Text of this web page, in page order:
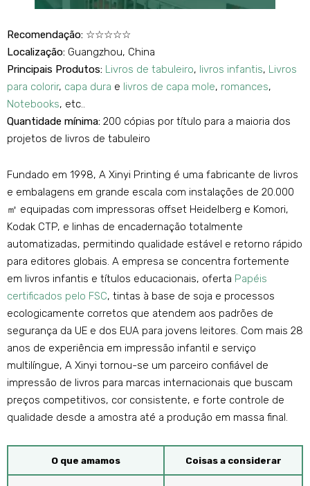
Recomendação: ☆☆☆☆☆
Localização: Guangzhou, China
Principais Produtos: Livros de tabuleiro, livros infantis, Livros
para colorir, capa dura e livros de capa mole, romances,
Notebooks, etc..
Quantidade mínima: 200 cópias por título para a maioria dos
projetos de livros de tabuleiro
Fundado em 1998, A Xinyi Printing é uma fabricante de livros
e embalagens em grande escala com instalações de 20.000
㎡ equipadas com impressoras offset Heidelberg e Komori,
Kodak CTP, e linhas de encadernação totalmente
automatizadas, permitindo qualidade estável e retorno rápido
para editores globais. A empresa se concentra fortemente
em livros infantis e títulos educacionais, oferta Papéis
certificados pelo FSC, tintas à base de soja e processos
ecologicamente corretos que atendem aos padrões de
segurança da UE e dos EUA para jovens leitores. Com mais 28
anos de experiência em impressão infantil e serviço
multilíngue, A Xinyi tornou-se um parceiro confiável de
impressão de livros para marcas internacionais que buscam
preços competitivos, cor consistente, e forte controle de
qualidade desde a amostra até a produção em massa final.
O que amamos Coisas a considerar